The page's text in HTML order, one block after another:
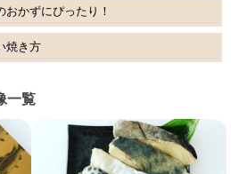
かずにぴったり！
焼き方
一覧